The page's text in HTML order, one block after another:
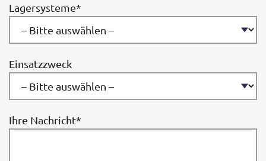
Lagersysteme*
Einsatzzweck
Ihre Nachricht*